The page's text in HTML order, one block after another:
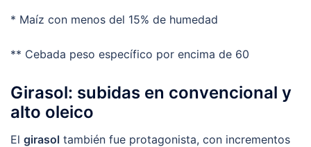
* Maíz con menos del 15% de humedad
** Cebada peso específico por encima de 60
Girasol: subidas en convencional y
alto oleico
El girasol también fue protagonista, con incrementos